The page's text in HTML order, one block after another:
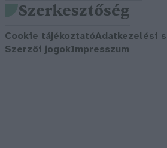
Szerkesztőség
Cookie tájékoztatóAdatkezelési
Szerzői jogokImpresszum